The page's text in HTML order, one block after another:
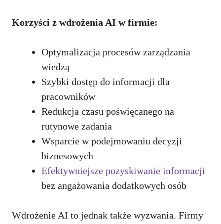
Korzyści z wdrożenia AI w firmie:
Optymalizacja procesów zarządzania
wiedzą
Szybki dostęp do informacji dla
pracowników
Redukcja czasu poświęcanego na
rutynowe zadania
Wsparcie w podejmowaniu decyzji
biznesowych
Efektywniejsze pozyskiwanie informacji
bez angażowania dodatkowych osób
Wdrożenie AI to jednak także wyzwania. Firmy